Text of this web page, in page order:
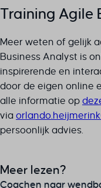
Training Agile
Meer weten of gelijk
Business Analyst is
inspirerende en
door de eigen online
alle informatie op
via
persoonlijk advies.
Meer lezen?
Coachen naar